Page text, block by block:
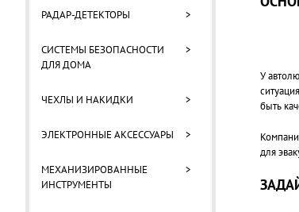
РАДАР-ДЕТЕКТОРЫ >
СИСТЕМЫ БЕЗОПАСНОСТИ
ДЛЯ ДОМА
>
ЧЕХЛЫ И НАКИДКИ >
ЭЛЕКТРОННЫЕ АКСЕССУАРЫ >
МЕХАНИЗИРОВАННЫЕ
ИНСТРУМЕНТЫ
>
У
быть
для